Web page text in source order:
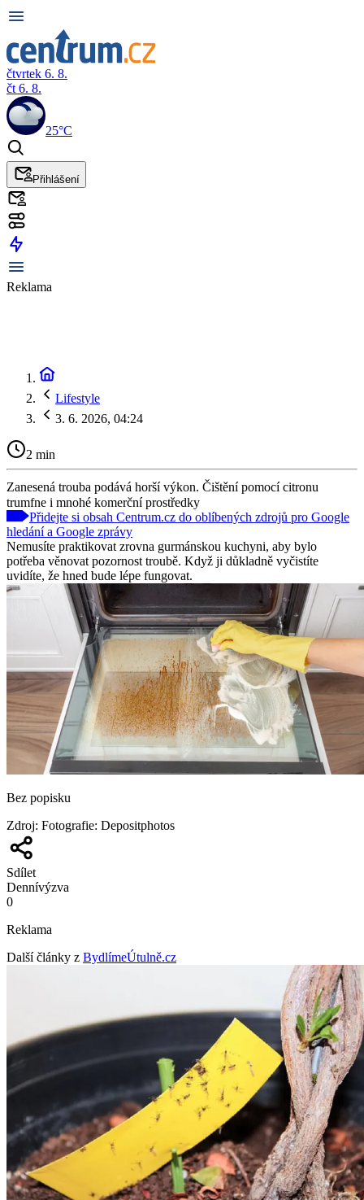
čtvrtek 6. 8.
čt 6. 8.
25°C
Přihlášení
Reklama
Lifestyle
3. 6. 2026, 04:24
2 min
Zanesená trouba podává horší výkon. Čištění pomocí citronu
trumfne i mnohé komerční prostředky
Přidejte si obsah Centrum.cz do oblíbených zdrojů pro Google
hledání a Google zprávy
Nemusíte praktikovat zrovna gurmánskou kuchyni, aby bylo
potřeba věnovat pozornost troubě. Když ji důkladně vyčistíte
uvidíte, že hned bude lépe fungovat.
Bez popisku
Zdroj: Fotografie: Depositphotos
Sdílet
Dennívýzva
0
Reklama
Další články z BydlímeÚtulně.cz